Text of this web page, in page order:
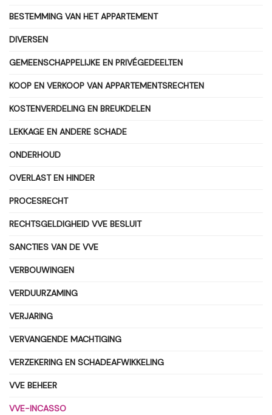
BESTEMMING VAN HET APPARTEMENT
DIVERSEN
GEMEENSCHAPPELIJKE EN PRIVÉGEDEELTEN
KOOP EN VERKOOP VAN APPARTEMENTSRECHTEN
KOSTENVERDELING EN BREUKDELEN
LEKKAGE EN ANDERE SCHADE
ONDERHOUD
OVERLAST EN HINDER
PROCESRECHT
RECHTSGELDIGHEID VVE BESLUIT
SANCTIES VAN DE VVE
VERBOUWINGEN
VERDUURZAMING
VERJARING
VERVANGENDE MACHTIGING
VERZEKERING EN SCHADEAFWIKKELING
VVE BEHEER
VVE-INCASSO